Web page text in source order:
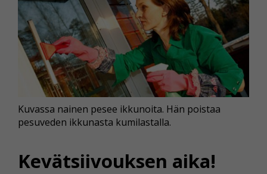
Kevätsiivouksen aika!
Kuvassa nainen pesee ikkunoita. Hän poistaa
pesuveden ikkunasta kumilastalla.